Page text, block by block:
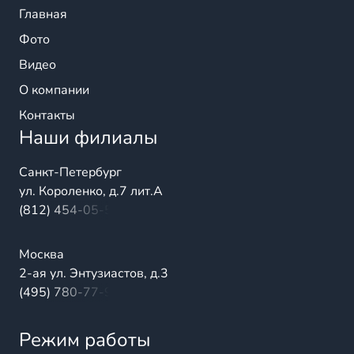
Главная
Фото
Видео
О компании
Контакты
Наши филиалы
Санкт-Петербург
ул. Короленко, д.7 лит.А
(812) 454-05-54
Москва
2-ая ул. Энтузиастов, д.3
(495) 780-77-98
Режим работы